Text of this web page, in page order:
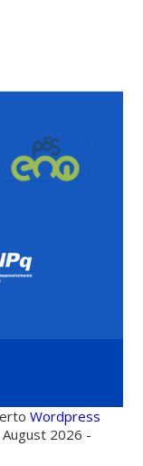
Wordpress
2026 -